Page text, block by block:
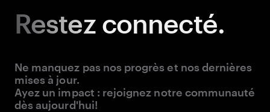
Restezconnecté.
Ne manquez pas nos progrès et nos dernières
mises à jour.
Ayez un impact : rejoignez notre communauté
dès aujourd'hui!